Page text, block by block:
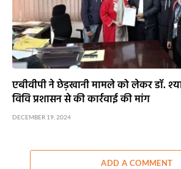
एबीवीपी ने छेड़खानी मामले को लेकर डॉ.
विवि प्रशासन से की कार्रवाई की मांग
DECEMBER 19, 2024
ADD A COMMENT